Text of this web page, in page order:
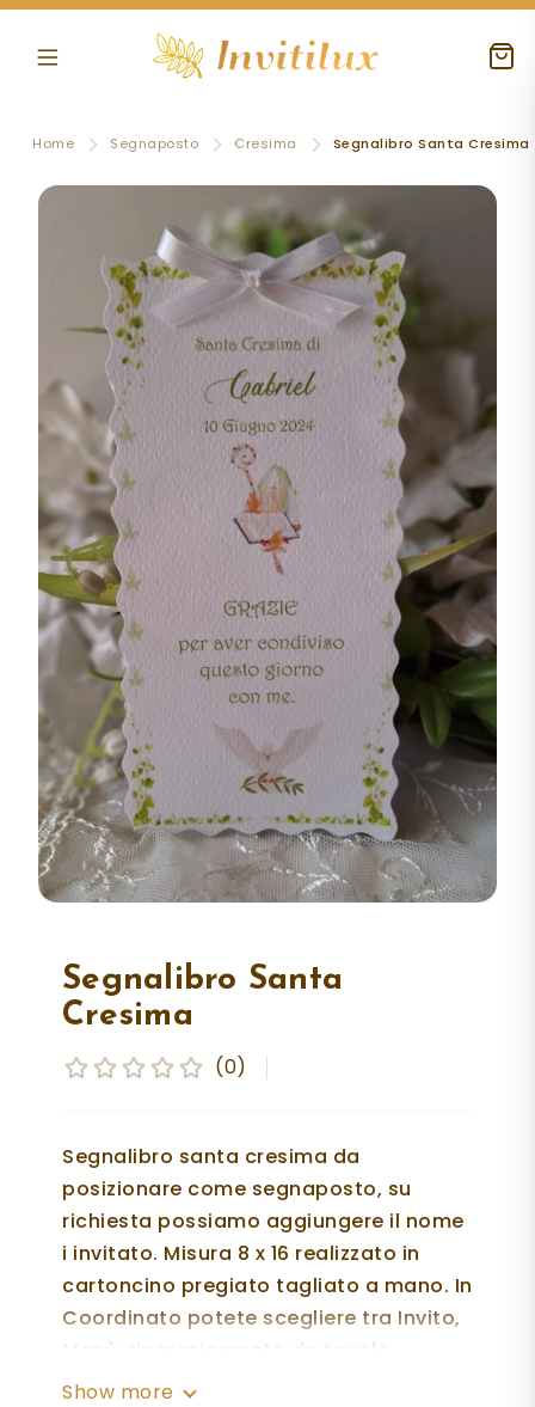
Home Segnaposto Cresima Segnalibro Santa Cresima
Segnalibro Santa
Cresima
(0)
Segnalibro santa cresima da
posizionare come segnaposto, su
richiesta possiamo aggiungere il nome
i invitato. Misura 8 x 16 realizzato in
cartoncino pregiato tagliato a mano. In
Coordinato potete scegliere tra Invito,
Menù, ringraziamento da tavolo,
tableau con i segnatavoli. Per qualsiasi
Show more